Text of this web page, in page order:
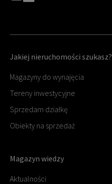
Jakiej nieruchomości szukasz?
Magazyny do wynajęcia
Tereny inwestycyjne
Sprzedam działkę
Obiekty na sprzedaż
Magazyn wiedzy
Aktualności